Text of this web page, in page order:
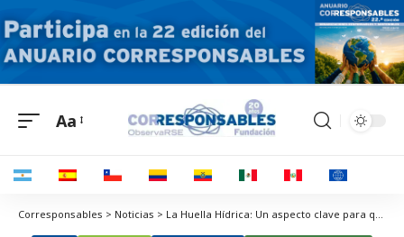
Aa
Corresponsables > Noticias > La Huella Hídrica: Un aspecto clave para que América Latina alcance los ODS